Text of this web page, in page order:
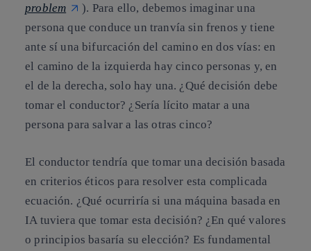
problem
). Para ello, debemos imaginar una
persona que conduce un tranvía sin frenos y tiene
ante sí una bifurcación del camino en dos vías: en
el camino de la izquierda hay cinco personas y, en
el de la derecha, solo hay una. ¿Qué decisión debe
tomar el conductor? ¿Sería lícito matar a una
persona para salvar a las otras cinco?
El conductor tendría que tomar una decisión basada
en criterios éticos para resolver esta complicada
ecuación. ¿Qué ocurriría si una máquina basada en
IA tuviera que tomar esta decisión? ¿En qué valores
o principios basaría su elección? Es fundamental